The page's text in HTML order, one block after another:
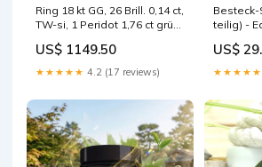
Ring 18 kt GG, 26 Brill. 0,14 ct,
TW-si, 1 Peridot 1,76 ct grün
US$ 1149.50
★★★★★ 4.2 (17 reviews)
Besteck-
teilig) -
US$
★★★★★